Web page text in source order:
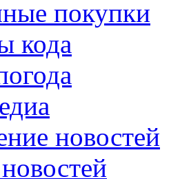
покупки
кода
новостей